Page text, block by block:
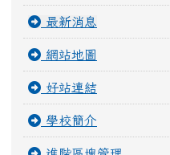
最新消息
網站地圖
好站連結
學校簡介